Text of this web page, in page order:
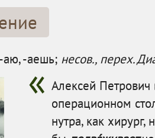
-аешь; несов., перех.
Алексей Петрович
операционном
нутра, как хирург,